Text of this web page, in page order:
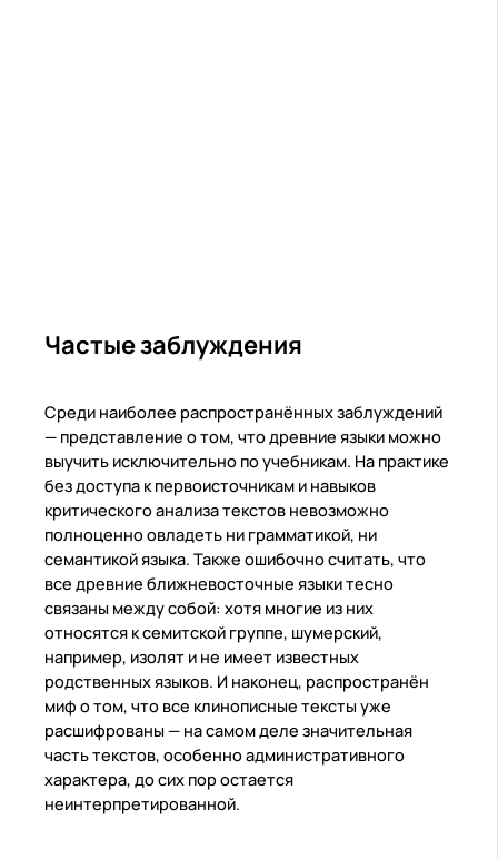
Частые заблуждения
Среди наиболее распространённых заблуждений
— представление о том, что древние языки можно
выучить исключительно по учебникам. На практике
без доступа к первоисточникам и навыков
критического анализа текстов невозможно
полноценно овладеть ни грамматикой, ни
семантикой языка. Также ошибочно считать, что
все древние ближневосточные языки тесно
связаны между собой: хотя многие из них
относятся к семитской группе, шумерский,
например, изолят и не имеет известных
родственных языков. И наконец, распространён
миф о том, что все клинописные тексты уже
расшифрованы — на самом деле значительная
часть текстов, особенно административного
характера, до сих пор остается
неинтерпретированной.